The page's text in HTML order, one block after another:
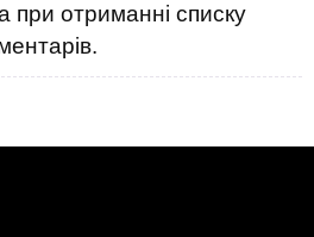
при отриманні списку